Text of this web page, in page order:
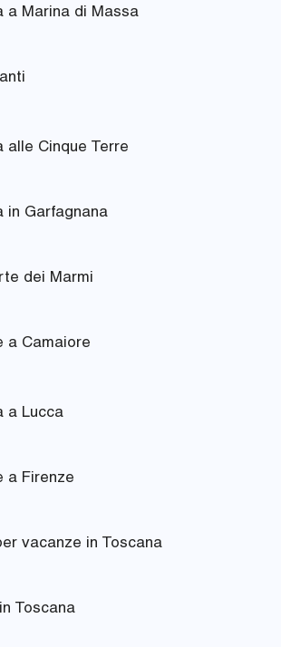
a Marina di Massa
alle Cinque Terre
in Garfagnana
dei Marmi
a Camaiore
a Lucca
a Firenze
vacanze in Toscana
Toscana